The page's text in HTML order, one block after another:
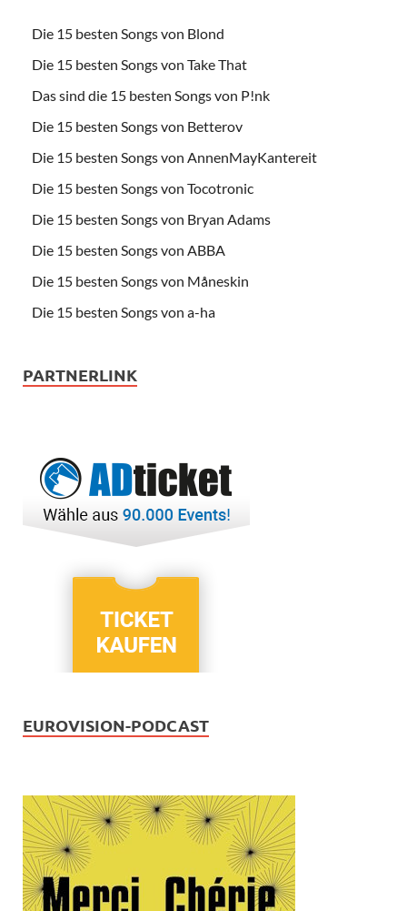
Die 15 besten Songs von Blond
Die 15 besten Songs von Take That
Das sind die 15 besten Songs von P!nk
Die 15 besten Songs von Betterov
Die 15 besten Songs von AnnenMayKantereit
Die 15 besten Songs von Tocotronic
Die 15 besten Songs von Bryan Adams
Die 15 besten Songs von ABBA
Die 15 besten Songs von Måneskin
Die 15 besten Songs von a-ha
PARTNERLINK
EUROVISION-PODCAST